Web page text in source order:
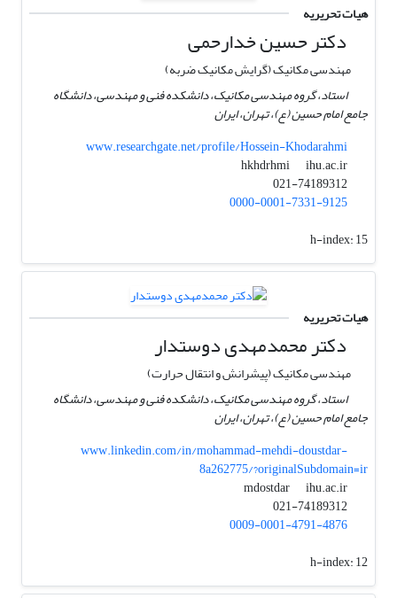
هیات تحریریه
دکتر حسین خدارحمی
مهندسی مکانیک (گرایش مکانیک ضربه)
استاد، گروه مهندسی مکانیک، دانشکده فنی و مهندسی، دانشگاه
جامع امام حسین (ع)، تهران، ایران
www.researchgate.net/profile/Hossein-Khodarahmi
hkhdrhmi
ihu.ac.ir
021-74189312
0000-0001-7331-9125
h-index:15
هیات تحریریه
دکتر محمدمهدی دوستدار
مهندسی مکانیک (پیشرانش و انتقال حرارت)
استاد، گروه مهندسی مکانیک، دانشکده فنی و مهندسی، دانشگاه
جامع امام حسین (ع)، تهران، ایران
www.linkedin.com/in/mohammad-mehdi-doustdar-
8a262775/?originalSubdomain=ir
mdostdar
ihu.ac.ir
021-74189312
0009-0001-4791-4876
h-index:12